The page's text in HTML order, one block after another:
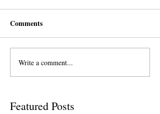
Comments
Write a comment...
Featured Posts